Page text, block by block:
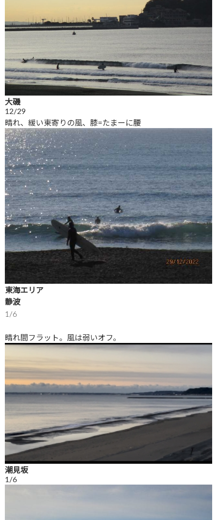
大磯
12/29
晴れ、緩い東寄りの風、膝=たまーに腰
東海エリア
静波
1/6
晴れ間フラット。風は弱いオフ。
潮見坂
1/6